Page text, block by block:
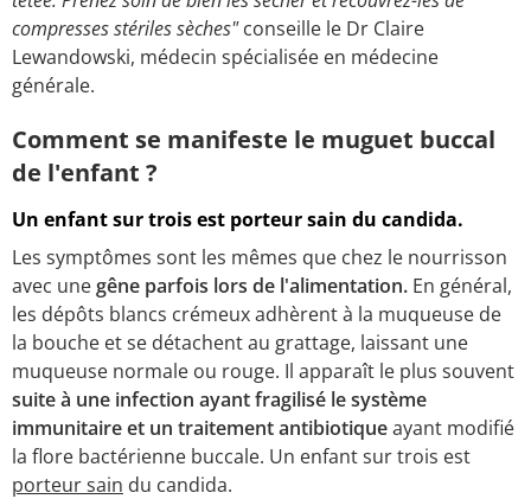
compresses stériles sèches"conseille le Dr Claire
Lewandowski, médecin spécialisée en médecine
générale.
Comment se manifeste le muguet buccal
de l'enfant ?
Un enfant sur trois est porteur sain du candida.
Les symptômes sont les mêmes que chez le nourrisson
avec unegêne parfois lors de l'alimentation. En général,
les dépôts blancs crémeux adhèrent à la muqueuse de
la bouche et se détachent au grattage, laissant une
muqueuse normale ou rouge. Il apparaît le plus souvent
suite à une infection ayant fragilisé le système
immunitaire et un traitement antibiotiqueayant modifié
la flore bactérienne buccale. Un enfant sur trois est
porteur sain du candida.